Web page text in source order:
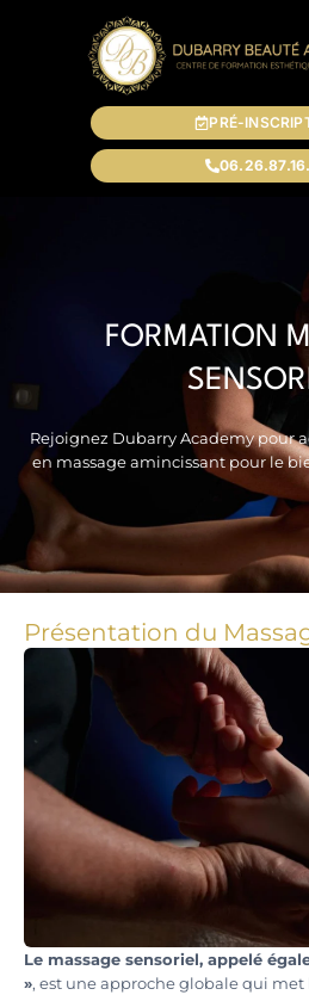
PRÉ-
FORMATION
Rejoignez Dubarry Academy pour
en massage amincissant pour le
Présentation du
Le massage sensoriel, appelé
», est une approche globale qui met